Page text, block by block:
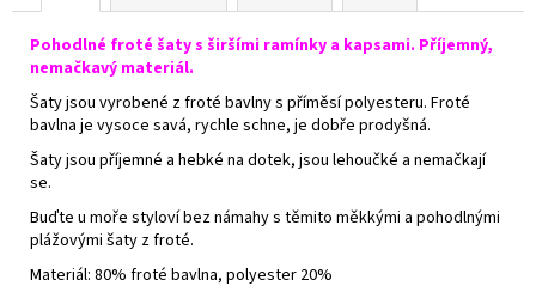
Pohodlné froté šaty s širšími ramínky a kapsami. Příjemný,
nemačkavý materiál.
Šaty jsou vyrobené z froté bavlny s příměsí polyesteru. Froté
bavlna je vysoce savá, rychle schne, je dobře prodyšná.
Šaty jsou příjemné a hebké na dotek, jsou lehoučké a nemačkají
se.
Buďte u moře styloví bez námahy s těmito měkkými a pohodlnými
plážovými šaty z froté.
Materiál: 80% froté bavlna, polyester 20%